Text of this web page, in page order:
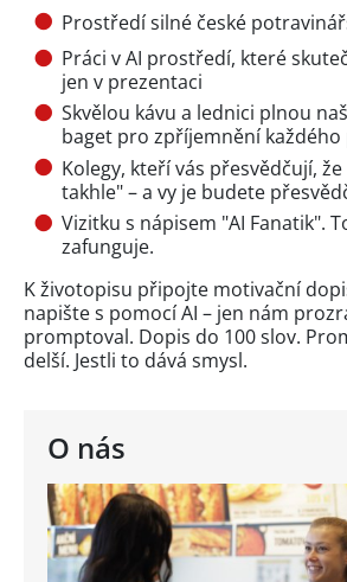
O nás
Prostředí silné české
Práci v AI prostředí, které
jen v prezentaci
Skvělou kávu a lednici plnou
baget pro zpříjemnění
Kolegy, kteří vás přesvědčují,
takhle" – a vy je budete
Vizitku s nápisem "AI Fanatik".
zafunguje.
K životopisu připojte motivační
napište s pomocí AI – jen nám
promptoval. Dopis do 100 slov.
delší. Jestli to dává smysl.